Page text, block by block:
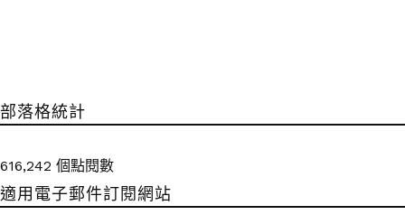
部落格統計
616,242 個點閱數
適用電子郵件訂閱網站